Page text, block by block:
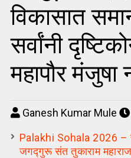
विकासात
सर्वांनी
महापौर मंजुषा
Ganesh Kumar Mule
Palakhi Sohala 2026 –
जगद्गुरू संत तुकाराम महाराज